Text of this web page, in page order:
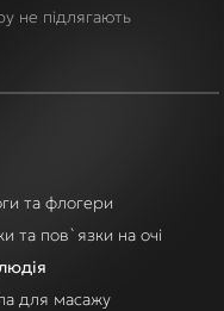
не підлягають
та флогери
та пов`язки на очі
для масажу